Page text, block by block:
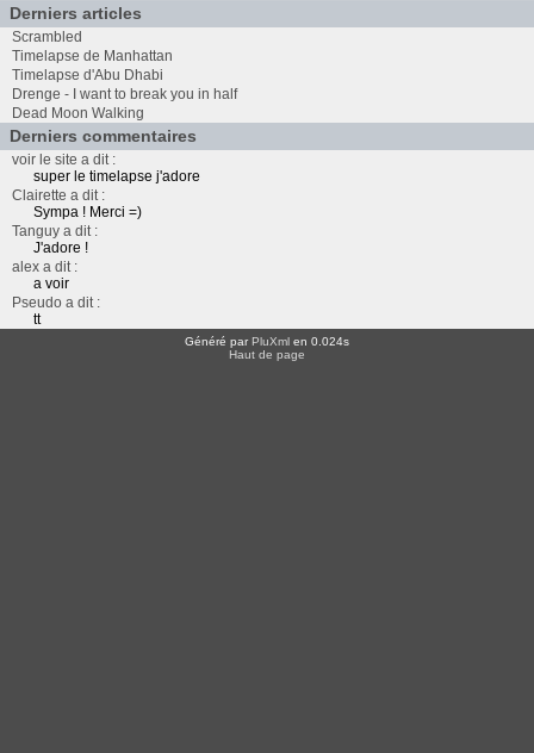
Derniers articles
Scrambled
Timelapse de Manhattan
Timelapse d'Abu Dhabi
Drenge - I want to break you in half
Dead Moon Walking
Derniers commentaires
voir le site a dit :
super le timelapse j'adore
Clairette a dit :
Sympa ! Merci =)
Tanguy a dit :
J'adore !
alex a dit :
a voir
Pseudo a dit :
tt
Généré parPluXml en 0.024s
Haut de page